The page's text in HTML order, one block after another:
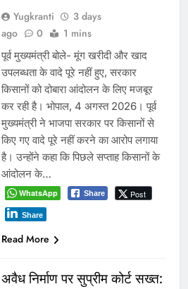
Yugkranti
3 days
ago
0 1 mins
पूर्व मुख्यमंत्री बोले- मूंग खरीदी और खाद
उपलब्धता के वादे पूरे नहीं हुए, सरकार
किसानों को दोबारा आंदोलन के लिए मजबूर
कर रही है। भोपाल, 4 अगस्त 2026। पूर्व
मुख्यमंत्री ने भाजपा सरकार पर किसानों से
किए गए वादे पूरे नहीं करने का आरोप लगाया
है। उन्होंने कहा कि पिछले सप्ताह किसानों के
आंदोलन के…
WhatsApp Share Post
Share
Read More
अवैध निर्माण पर सुप्रीम कोर्ट सख्त: